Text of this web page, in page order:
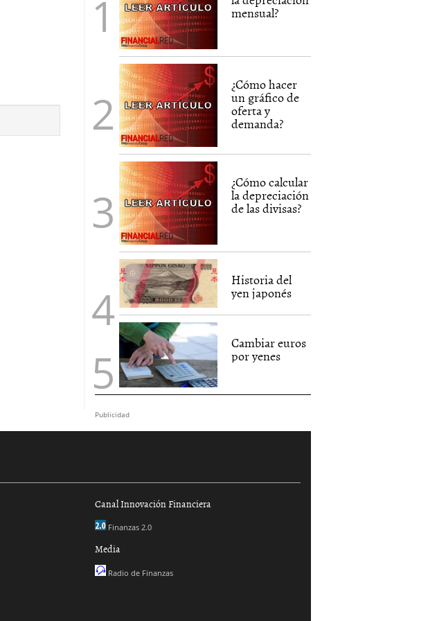
mensual?
¿Cómo hacer
un gráfico de
oferta y
demanda?
¿Cómo calcular
la depreciación
de las divisas?
Historia del
yen japonés
Cambiar euros
por yenes
Publicidad
Canal Innovación Financiera
Finanzas 2.0
Media
Radio de Finanzas